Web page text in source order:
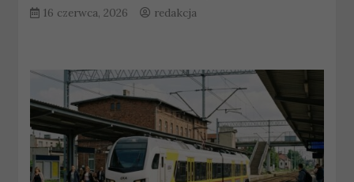
16 czerwca, 2026 redakcja